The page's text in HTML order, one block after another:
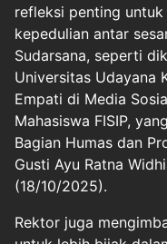
refleksi penting
kepedulian antar
Sudarsana, seperti
Universitas Udayana
Empati di Media
Mahasiswa FISIP,
Bagian Humas dan
Gusti Ayu Ratna
(18/10/2025).
Rektor juga